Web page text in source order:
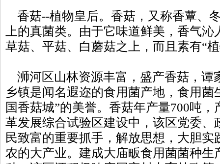
香菇--植物皇后。香菇，又称香蕈、
上的真菌类。由于它味道鲜美，香气
草菇、平菇、白蘑菇之上，而且素有“
浉河区山林资源丰富，盛产香菇，谭
乡镇是闻名遐迩的食用菌产地，食用菌
国香菇城”的美誉。香菇年产量700吨
革发展综合试验区建设中，该区党委、
民致富的重要抓手，解放思想，大胆
农的大产业。建成大庙畈食用菌菌种生